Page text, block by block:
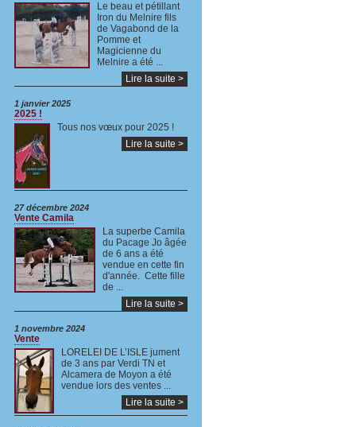
Le beau et pétillant
Iron du Melnire fils
de Vagabond de la
Pomme et
Magicienne du
Melnire a été ...
Lire la suite >
1 janvier 2025
2025 !
Tous nos vœux pour 2025 !
Lire la suite >
27 décembre 2024
Vente Camila
La superbe Camila
du Pacage Jo âgée
de 6 ans a été
vendue en cette fin
d'année. Cette fille
de ...
Lire la suite >
1 novembre 2024
Vente
LORELEI DE L’ISLE jument
de 3 ans par Verdi TN et
Alcamera de Moyon a été
vendue lors des ventes ...
Lire la suite >